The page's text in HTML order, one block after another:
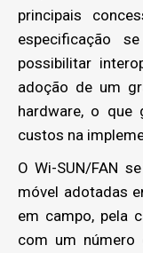
principais
especificação
possibilitar
adoção de um
hardware, o que
custos na
O Wi-SUN/FAN
móvel adotadas
em campo, pela
com um número